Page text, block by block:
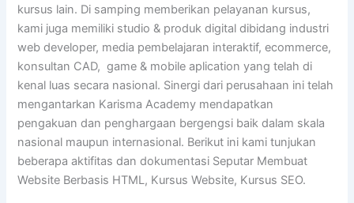
kursus lain. Di samping memberikan pelayanan kursus,
kami juga memiliki studio & produk digital dibidang industri
web developer, media pembelajaran interaktif, ecommerce,
konsultan CAD, game & mobile aplication yang telah di
kenal luas secara nasional. Sinergi dari perusahaan ini telah
mengantarkan Karisma Academy mendapatkan
pengakuan dan penghargaan bergengsi baik dalam skala
nasional maupun internasional. Berikut ini kami tunjukan
beberapa aktifitas dan dokumentasi Seputar Membuat
Website Berbasis HTML, Kursus Website, Kursus SEO.